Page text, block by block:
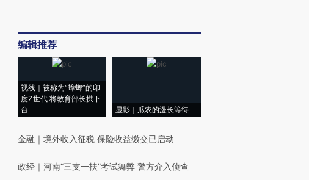
编辑推荐
视线｜被称为“蟑螂”的印
度Z世代 将教育部长拱下
台
显影｜瓜农的漫长等待
金融 ｜ 境外收入征税 保险收益缴交已启动
政经 ｜ 河南“三支一扶”考试舞弊 警方介入侦查